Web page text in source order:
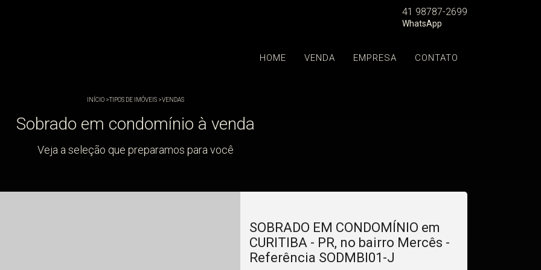
41 98787-2699
WhatsApp
HOME VENDA EMPRESA CONTATO
INÍCIO>TIPOS DE IMÓVEIS>VENDAS
Sobrado em condomínio à venda
Veja a seleção que preparamos para você
SOBRADO EM CONDOMÍNIO em
CURITIBA - PR, no bairro Mercês -
Referência SODMBI01-J